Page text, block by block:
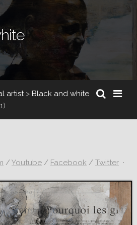
artist> Black and white
/Youtube / Facebook / Twitter ·